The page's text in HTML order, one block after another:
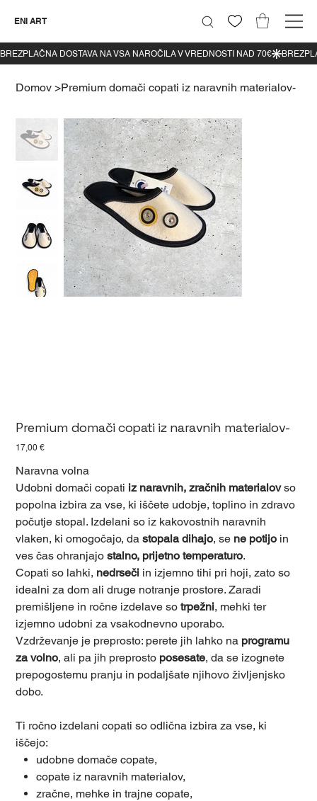
ENI ART
Domov >Premium domači copati iz naravnih materialov-
Premium domači copati iz naravnih materialov-
Cena
17,00 €
Naravna volna
Udobni domači copati iz naravnih, zračnih materialovso
popolna izbira za vse, ki iščete udobje, toplino in zdravo
počutje stopal. Izdelani so iz kakovostnih naravnih
vlaken, ki omogočajo, dastopala dihajo, se ne potijo in
ves čas ohranjajostalno, prijetno temperaturo.
Copati so lahki, nedrseči in izjemno tihi pri hoji, zato so
idealni za dom ali druge notranje prostore. Zaradi
premišljene in ročne izdelave sotrpežni, mehki ter
izjemno udobni za vsakodnevno uporabo.
Vzdrževanje je preprosto: perete jih lahko na programu
za volno, ali pa jih preprosto posesate, da se izognete
prepogostemu pranju in podaljšate njihovo življenjsko
dobo.
Ti ročno izdelani copati so odlična izbira za vse, ki
iščejo:
udobne domače copate,
copate iz naravnih materialov,
zračne, mehke in trajne copate,